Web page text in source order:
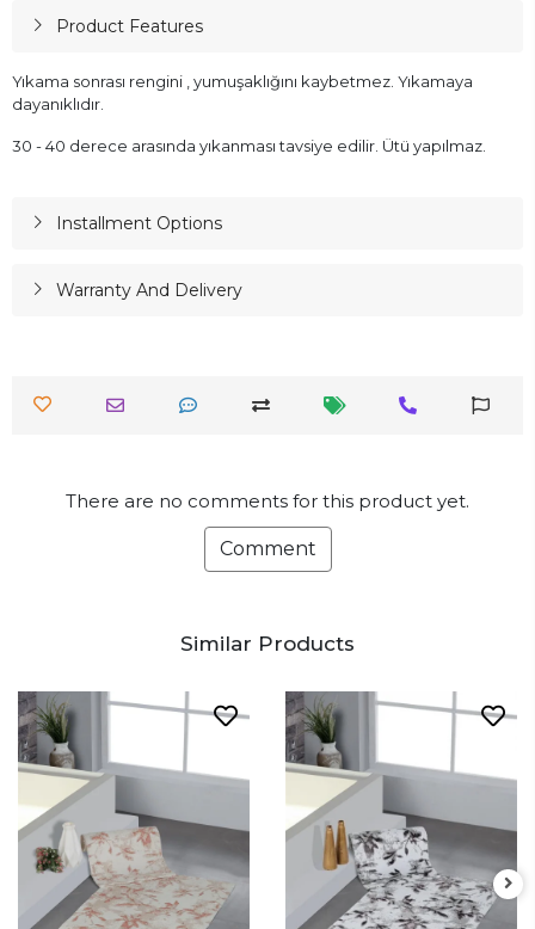
Product Features
Yıkama sonrası rengini , yumuşaklığını kaybetmez. Yıkamaya
dayanıklıdır.
30 - 40 derece arasında yıkanması tavsiye edilir. Ütü yapılmaz.
Installment Options
Warranty And Delivery
There are no comments for this product yet.
Comment
Similar Products